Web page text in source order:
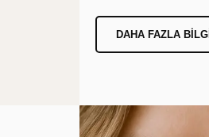
DAHA FAZLA BILGI